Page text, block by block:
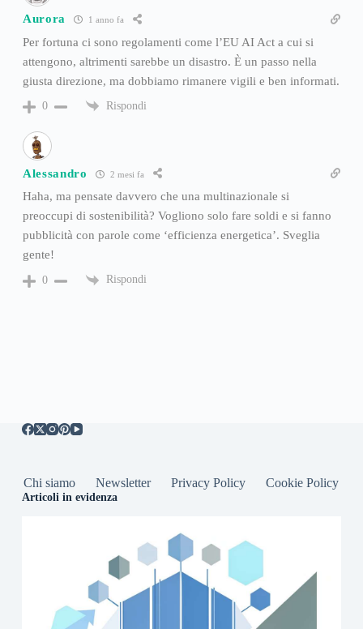
Aurora 1 anno fa
Per fortuna ci sono regolamenti come l’EU AI Act a cui si
attengono, altrimenti sarebbe un disastro. È un passo nella
giusta direzione, ma dobbiamo rimanere vigili e ben informati.
0 Rispondi
Alessandro 2 mesi fa
Haha, ma pensate davvero che una multinazionale si
preoccupi di sostenibilità? Vogliono solo fare soldi e si fanno
pubblicità con parole come ‘efficienza energetica’. Sveglia
gente!
0 Rispondi
Chi siamo Newsletter Privacy Policy Cookie Policy
Articoli in evidenza